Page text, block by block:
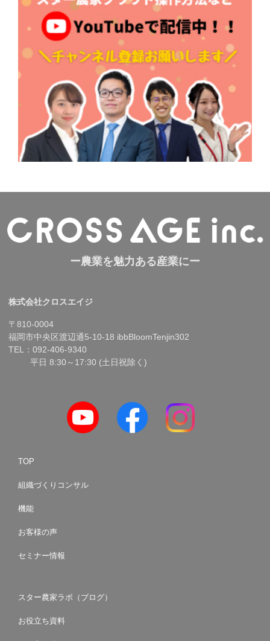
ー農業を魅力ある産業にー
株式会社クロスエイジ
〒810-0004
福岡市中央区渡辺通5-10-18 ibbBloomTenjin302
TEL：092-406-9340
平日 8:30～17:30 (土日祝除く)
TOP
組織づくりコンサル
機能
お客様の声
セミナー情報
スター農家ラボ（ブログ）
お役立ち資料